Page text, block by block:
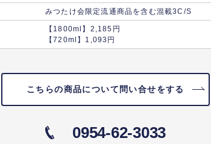
みつたけ会限定流通商品を含む混載3C/S
【1800ml】2,185円
【720ml】1,093円
こちらの商品について問い合せをする
0954-62-3033